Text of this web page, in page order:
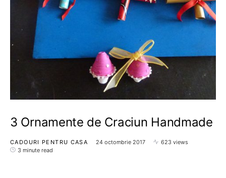
3 Ornamente de Craciun Handmade
CADOURI PENTRU CASA 24 octombrie 2017
623 views
3 minute read